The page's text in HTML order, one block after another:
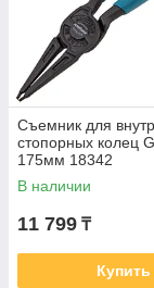
Съемник для
стопорных колец
175мм 18342
В наличии
11 799 ₸
Купить